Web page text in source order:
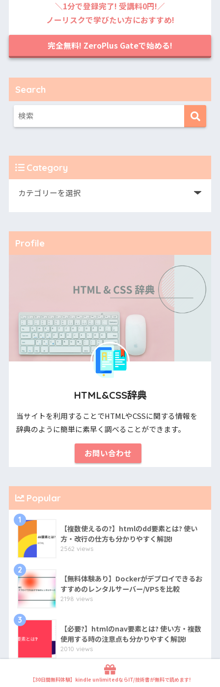
＼1分で登録完了! 受講料0円!／
ノーリスクで学びたい方におすすめ!
完全無料! ZeroPlus Gateで始める!
Search
Category
Profile
HTML&CSS辞典
当サイトを利用することでHTMLやCSSに関する情報を
辞典のように簡単に素早く調べることができます。
お問い合わせ
Popular
1
【複数使えるの?】htmlのdd要素とは? 使い
方・改行の仕方も分かりやすく解説!
2562 views
2
【無料体験あり】Dockerがデプロイできるお
すすめのレンタルサーバー/VPSを比較
2198 views
3
【必要?】htmlのnav要素とは? 使い方・複数
使用する時の注意点も分かりやすく解説!
2010 views
【超簡単】KAGOYA VPSを利用したARK:
Survival Evolvedマルチプレイ用サーバーの
【30日間無料体験】kindle unlimitedならIT/技術書が無料で読めます!